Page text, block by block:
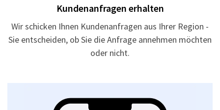
Kundenanfragen erhalten
Wir schicken Ihnen Kundenanfragen aus Ihrer Region -
Sie entscheiden, ob Sie die Anfrage annehmen möchten
oder nicht.